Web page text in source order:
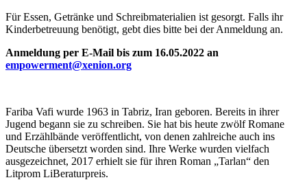
Für Essen, Getränke und Schreibmaterialien ist gesorgt. Falls ihr
Kinderbetreuung benötigt, gebt dies bitte bei der Anmeldung an.
Anmeldung per E-Mail bis zum 16.05.2022 an
empowerment@xenion.org
Fariba Vafi wurde 1963 in Tabriz, Iran geboren. Bereits in ihrer
Jugend begann sie zu schreiben. Sie hat bis heute zwölf Romane
und Erzählbände veröffentlicht, von denen zahlreiche auch ins
Deutsche übersetzt worden sind. Ihre Werke wurden vielfach
ausgezeichnet, 2017 erhielt sie für ihren Roman „Tarlan“ den
Litprom LiBeraturpreis.